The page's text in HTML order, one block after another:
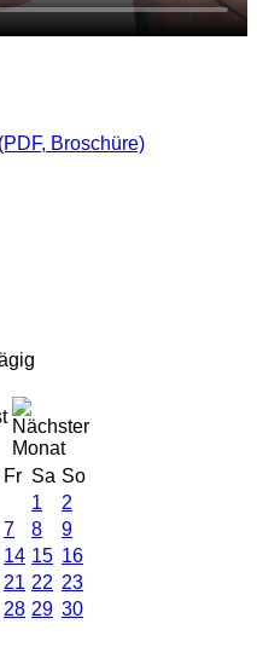
Broschüre)
Fr Sa So
1
2
7 8
9
14 15 16
21 22 23
28 29 30